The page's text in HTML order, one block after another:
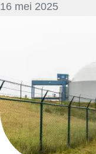
16 mei 2025